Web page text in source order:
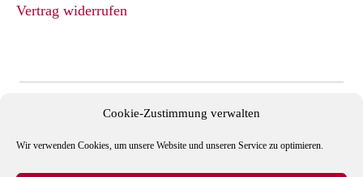
Cookie-Zustimmung verwalten
Wir verwenden Cookies, um unsere Website und unseren Service zu optimieren.
Vertrag widerrufen